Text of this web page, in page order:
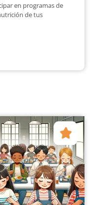
en programas de
de tus